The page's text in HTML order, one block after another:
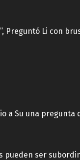
Preguntó Li con
a Su una pregunta
pueden ser